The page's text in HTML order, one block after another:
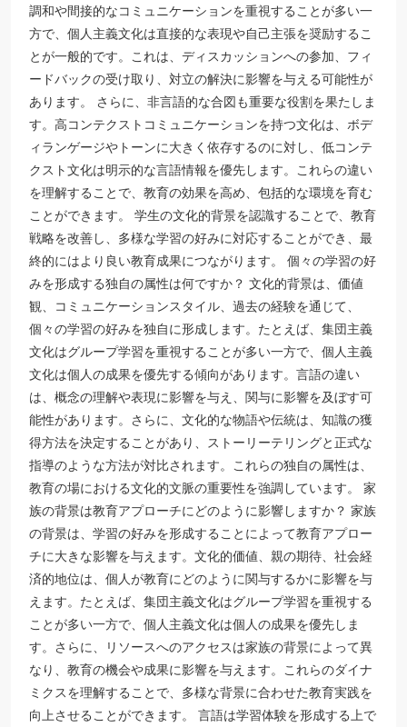
調和や間接的なコミュニケーションを重視することが多い一
方で、個人主義文化は直接的な表現や自己主張を奨励するこ
とが一般的です。これは、ディスカッションへの参加、フィ
ードバックの受け取り、対立の解決に影響を与える可能性が
あります。 さらに、非言語的な合図も重要な役割を果たしま
す。高コンテクストコミュニケーションを持つ文化は、ボデ
ィランゲージやトーンに大きく依存するのに対し、低コンテ
クスト文化は明示的な言語情報を優先します。これらの違い
を理解することで、教育の効果を高め、包括的な環境を育む
ことができます。 学生の文化的背景を認識することで、教育
戦略を改善し、多様な学習の好みに対応することができ、最
終的にはより良い教育成果につながります。 個々の学習の好
みを形成する独自の属性は何ですか？ 文化的背景は、価値
観、コミュニケーションスタイル、過去の経験を通じて、
個々の学習の好みを独自に形成します。たとえば、集団主義
文化はグループ学習を重視することが多い一方で、個人主義
文化は個人の成果を優先する傾向があります。言語の違い
は、概念の理解や表現に影響を与え、関与に影響を及ぼす可
能性があります。さらに、文化的な物語や伝統は、知識の獲
得方法を決定することがあり、ストーリーテリングと正式な
指導のような方法が対比されます。これらの独自の属性は、
教育の場における文化的文脈の重要性を強調しています。 家
族の背景は教育アプローチにどのように影響しますか？ 家族
の背景は、学習の好みを形成することによって教育アプロー
チに大きな影響を与えます。文化的価値、親の期待、社会経
済的地位は、個人が教育にどのように関与するかに影響を与
えます。たとえば、集団主義文化はグループ学習を重視する
ことが多い一方で、個人主義文化は個人の成果を優先しま
す。さらに、リソースへのアクセスは家族の背景によって異
なり、教育の機会や成果に影響を与えます。これらのダイナ
ミクスを理解することで、多様な背景に合わせた教育実践を
向上させることができます。 言語は学習体験を形成する上で